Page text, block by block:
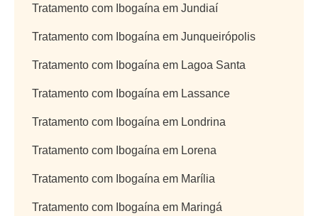
Tratamento com Ibogaína em Jundiaí
Tratamento com Ibogaína em Junqueirópolis
Tratamento com Ibogaína em Lagoa Santa
Tratamento com Ibogaína em Lassance
Tratamento com Ibogaína em Londrina
Tratamento com Ibogaína em Lorena
Tratamento com Ibogaína em Marília
Tratamento com Ibogaína em Maringá